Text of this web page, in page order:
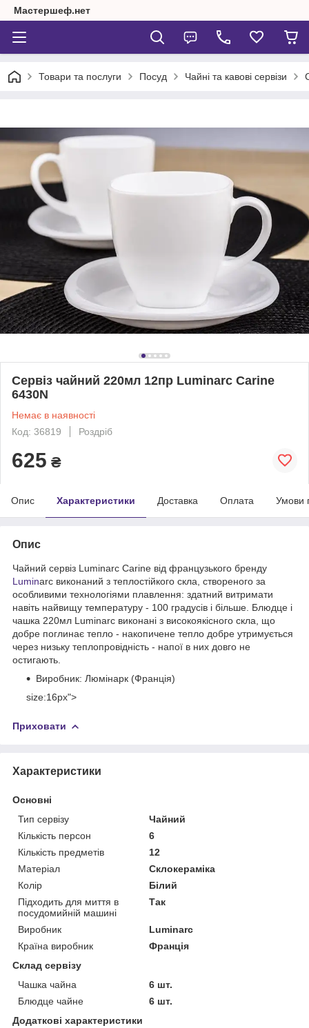
Мастершеф.нет
Товари та послуги Посуд Чайні та кавові сервізи
Сервіз чайний 220мл 12пр Luminarc Carine
6430N
Немає в наявності
Код: 36819
Роздріб
625 ₴
Опис Характеристики Доставка Оплата Умови
Опис
Чайний сервіз Luminarc Carine від французького бренду
Luminarc виконаний з теплостійкого скла, створеного за
особливими технологіями плавлення: здатний витримати
навіть найвищу температуру - 100 градусів і більше. Блюдце і
чашка 220мл Luminarc виконані з високоякісного скла, що
добре поглинає тепло - накопичене тепло добре утримується
через низьку теплопровідність - напої в них довго не
остигають.
Виробник: Люмінарк (Франція)
size:16px">
Приховати
Характеристики
Основні
Тип сервізу
Чайний
Кількість персон
6
Кількість предметів
12
Матеріал
Склокераміка
Колір
Білий
Підходить для миття в
посудомийній машині
Так
Виробник
Luminarc
Країна виробник
Франція
Склад сервізу
Чашка чайна
6 шт.
Блюдце чайне
6 шт.
Додаткові характеристики